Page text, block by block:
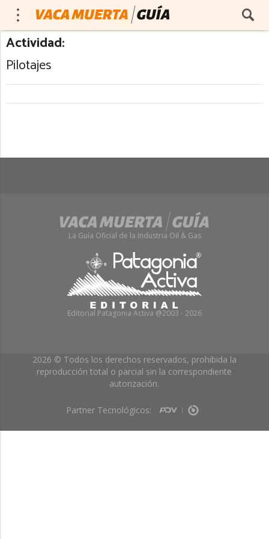
Actividad:
Pilotajes
La Guía Oficial de la Industria Oil & Gas
Editorial Patagonia Activa @2003 - 2026
2026 © Todos los derechos reservados, prohibida la
reproducción total o parcial sin la correspondiente
autorización.
Partner Tecnológicos: